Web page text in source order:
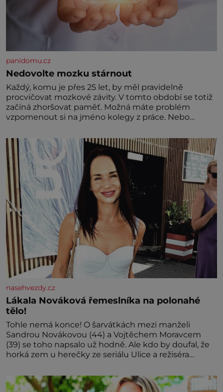
panidomu.cz
Nedovolte mozku stárnout
Každý, komu je přes 25 let, by měl pravidelně
procvičovat mozkové závity. V tomto období se totiž
začíná zhoršovat paměť. Možná máte problém
vzpomenout si na jméno kolegy z práce. Nebo
nedávno přečetli. Je to opravdu tak, s věkem jako
kdyby se paměť rozhodla stávkovat. Cvičte
nasehvezdy.cz
Lákala Nováková řemeslníka na polonahé
tělo!
Tohle nemá konce! O šarvátkách mezi manželi
Sandrou Novákovou (44) a Vojtěchem Moravcem
(39) se toho napsalo už hodně. Ale kdo by doufal, že
horká zem u herečky ze seriálu Ulice a režiséra